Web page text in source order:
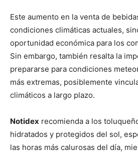
Este aumento en la venta de
condiciones climáticas actuales,
oportunidad económica para los
Sin embargo, también resalta la
prepararse para condiciones
más extremas, posiblemente
climáticos a largo plazo.
Notidex recomienda a los
hidratados y protegidos del sol,
las horas más calurosas del día,